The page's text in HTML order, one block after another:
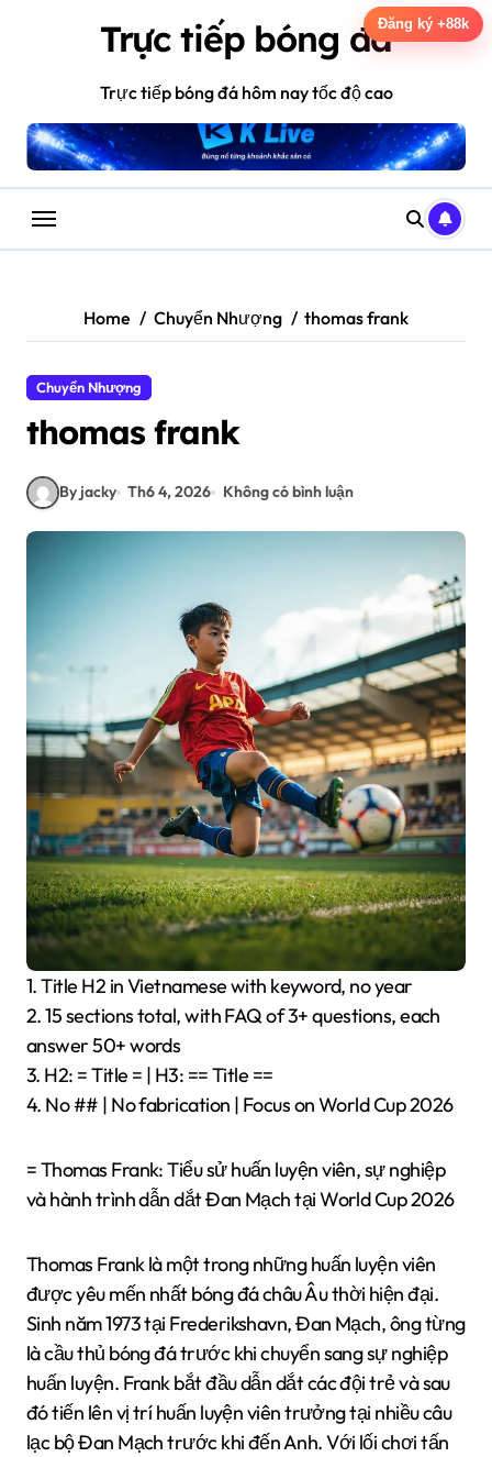
Trực tiếp bóng đá
Trực tiếp bóng đá hôm nay tốc độ cao
Home Chuyển Nhượng thomas frank
Chuyển Nhượng
thomas frank
By jacky Th6 4, 2026 Không có bình luận
1. Title H2 in Vietnamese with keyword, no year
2. 15 sections total, with FAQ of 3+ questions, each
answer 50+ words
3. H2: = Title = | H3: == Title ==
4. No ## | No fabrication | Focus on World Cup 2026
= Thomas Frank: Tiểu sử huấn luyện viên, sự nghiệp
và hành trình dẫn dắt Đan Mạch tại World Cup 2026
Thomas Frank là một trong những huấn luyện viên
được yêu mến nhất bóng đá châu Âu thời hiện đại.
Sinh năm 1973 tại Frederikshavn, Đan Mạch, ông từng
là cầu thủ bóng đá trước khi chuyển sang sự nghiệp
huấn luyện. Frank bắt đầu dẫn dắt các đội trẻ và sau
đó tiến lên vị trí huấn luyện viên trưởng tại nhiều câu
lạc bộ Đan Mạch trước khi đến Anh. Với lối chơi tấn
Đăng ký +88k